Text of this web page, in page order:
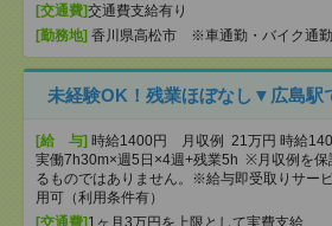
[交通費]交通費支給有り
[勤務地] 香川県高松市 ※車通勤・バイク通
未経験OK！残業ほぼなし▼広島駅
[給 与] 時給1400円 月収例 21万円 時給
実働7h30m×週5日×4週+残業5h ※月収例を保
るものではありません。※給与即受取りサー
用可（利用条件有）
[交通費]1ヶ月3万円を上限として実費支給